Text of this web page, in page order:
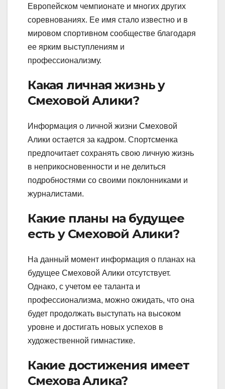
Европейском чемпионате и многих других
соревнованиях. Ее имя стало известно и в
мировом спортивном сообществе благодаря
ее ярким выступлениям и
профессионализму.
Какая личная жизнь у
Смеховой Алики?
Информация о личной жизни Смеховой
Алики остается за кадром. Спортсменка
предпочитает сохранять свою личную жизнь
в неприкосновенности и не делиться
подробностями со своими поклонниками и
журналистами.
Какие планы на будущее
есть у Смеховой Алики?
На данный момент информация о планах на
будущее Смеховой Алики отсутствует.
Однако, с учетом ее таланта и
профессионализма, можно ожидать, что она
будет продолжать выступать на высоком
уровне и достигать новых успехов в
художественной гимнастике.
Какие достижения имеет
Смехова Алика?